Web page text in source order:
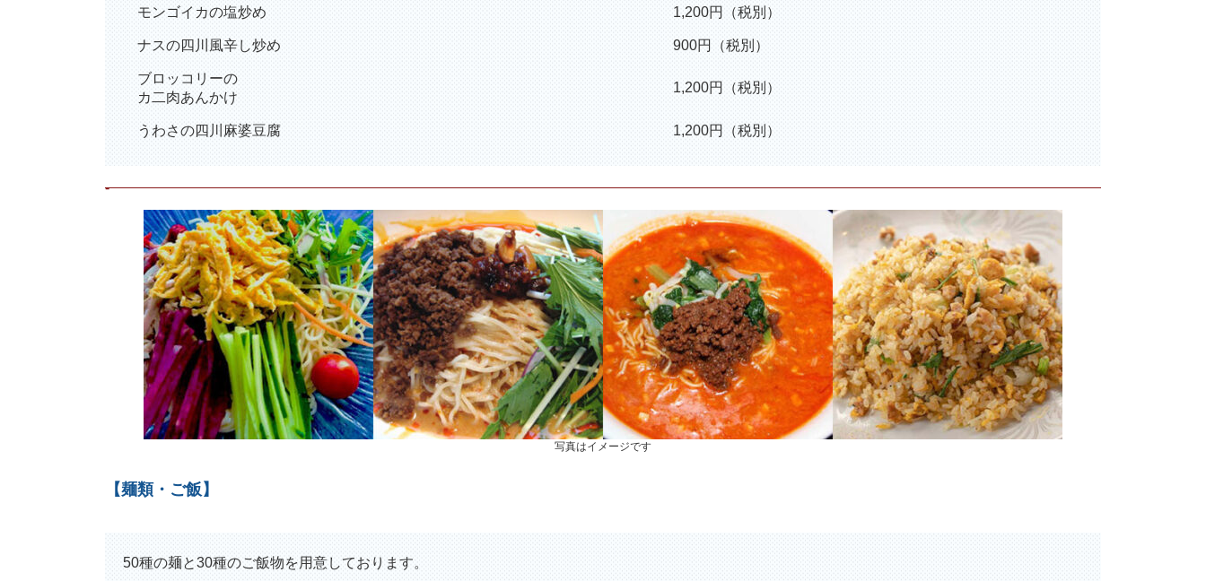
モンゴイカの塩炒め 1,200円（税別）
ナスの四川風辛し炒め 900円（税別）
ブロッコリーの
カ二肉あんかけ
1,200円（税別）
うわさの四川麻婆豆腐 1,200円（税別）
-
写真はイメージです
【麺類・ご飯】
50種の麺と30種のご飯物を用意しております。